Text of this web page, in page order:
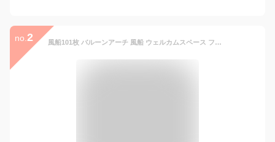
no. 2 風船101枚 バルーンアーチ 風船 ウェルカムスペース フォトブース マカロンカラー ベビーシャワー ウエディング 店舗装飾 DIY 撮影 イベント 誕生日 バルーンガーランドキット デイジー バルーン セット 夏